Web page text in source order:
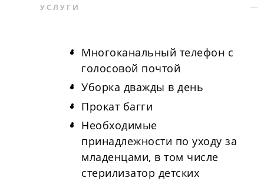
УСЛУГИ
Многоканальный телефон с
голосовой почтой
Уборка дважды в день
Прокат багги
Необходимые
принадлежности по уходу за
младенцами, в том числе
стерилизатор детских